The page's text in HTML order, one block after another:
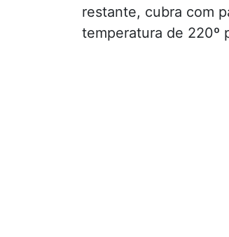
restante, cubra com
temperatura de 220º